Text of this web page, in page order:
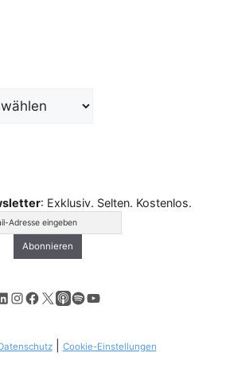
: Exklusiv. Selten. Kostenlos.
Instagram
Facebook
X Apple Podcasts
Spotify
YouTube
| Cookie-Einstellungen